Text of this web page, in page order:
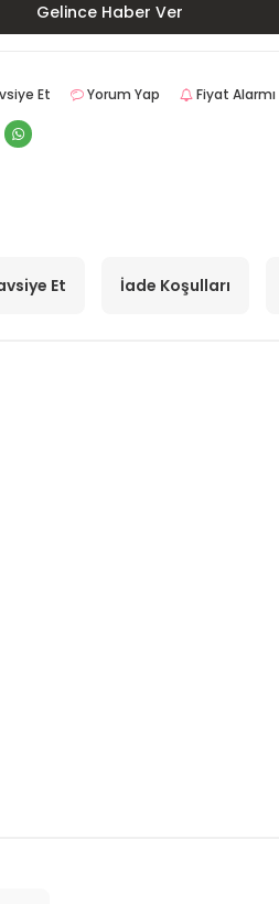
Gelince Haber Ver
Et Yorum Yap Fiyat Alarmı
Et İade Koşulları